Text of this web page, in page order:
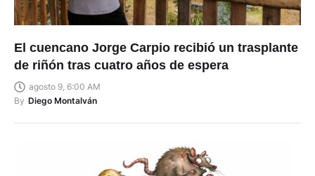
El cuencano Jorge Carpio recibió un trasplante
de riñón tras cuatro años de espera
agosto 9, 6:00 AM
By Diego Montalván